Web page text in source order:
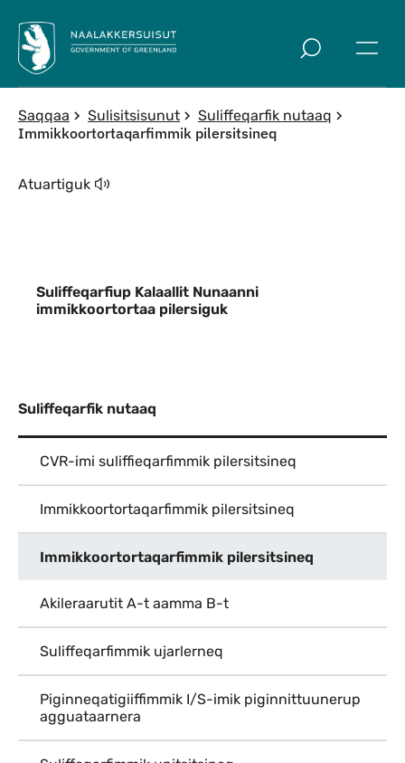
Saqqaa Sulisitsisunut Suliffeqarfik nutaaq
Immikkoortortaqarfimmik pilersitsineq
Atuartiguk
Suliffeqarfiup Kalaallit Nunaanni
immikkoortortaa pilersiguk
Suliffeqarfik nutaaq
CVR-imi suliffieqarfimmik pilersitsineq
Immikkoortortaqarfimmik pilersitsineq
Immikkoortortaqarfimmik pilersitsineq
Akileraarutit A-t aamma B-t
Suliffeqarfimmik ujarlerneq
Piginneqatigiiffimmik I/S-imik piginnittuunerup
agguataarnera